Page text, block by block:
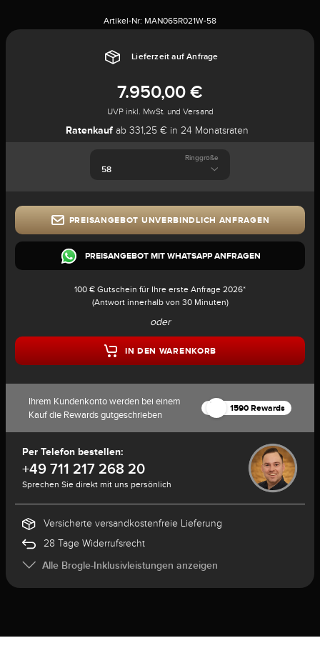
Artikel-Nr: MAN065R021W-58
Lieferzeit auf Anfrage
7.950,00 €
UVP inkl. MwSt. und Versand
Ratenkauf ab 331,25 € in 24 Monatsraten
Ringgröße
PREISANGEBOT UNVERBINDLICH ANFRAGEN
PREISANGEBOT MIT WHATSAPP ANFRAGEN
100 € Gutschein für Ihre erste Anfrage 2026*
(Antwort innerhalb von 30 Minuten)
oder
IN DEN WARENKORB
Ihrem Kundenkonto werden bei einem
Kauf die Rewards gutgeschrieben
1590 Rewards
Per Telefon bestellen:
+49 711 217 268 20
Sprechen Sie direkt mit uns persönlich
Versicherte versandkostenfreie Lieferung
28 Tage Widerrufsrecht
Alle Brogle-Inklusivleistungen anzeigen